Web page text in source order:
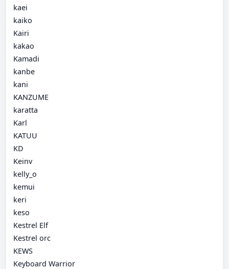
kaei
kaiko
Kairi
kakao
Kamadi
kanbe
kani
KANZUME
karatta
Karl
KATUU
KD
Keinv
kelly_o
kemui
keri
keso
Kestrel Elf
Kestrel orc
KEWS
Keyboard Warrior